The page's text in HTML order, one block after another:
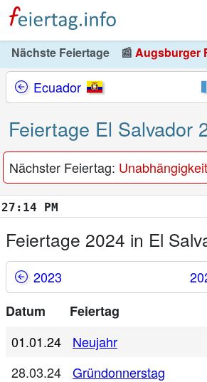
Nächste Feiertage 📰 Augsburger
Ecuador
Feiertage El Salvador
Nächster Feiertag:
PM
Feiertage 2024 in El
2023
Datum
Feiertag
01.01.24
Neujahr
28.03.24
Gründonnerstag